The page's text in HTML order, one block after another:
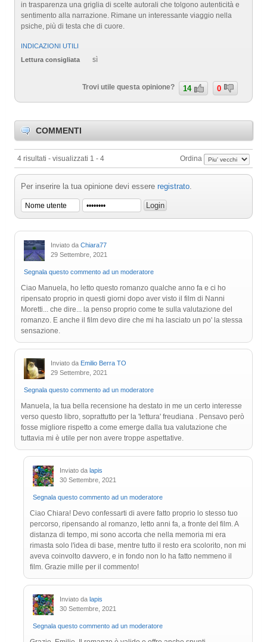
in trasparenza una griglia di scelte autorali che tolgono autenticità e
sentimento alla narrazione. Rimane un interessante viaggio nella
psiche, più di testa che di cuore.
INDICAZIONI UTILI
Lettura consigliata
sì
Trovi utile questa opinione? 14 0
COMMENTI
4 risultati - visualizzati 1 - 4 Ordina
Per inserire la tua opinione devi essere registrato.
Inviato da Chiara77
29 Settembre, 2021
Segnala questo commento ad un moderatore
Ciao Manuela, ho letto questo romanzo qualche anno fa e ci ho
ripensato proprio in questi giorni dopo aver visto il film di Nanni
Moretti... che dire... la penso proprio come te sulla valutazione del
romanzo. E anche il film devo dire che mi ha lasciato un po' la stessa
sensazione.
Inviato da Emilio Berra TO
29 Settembre, 2021
Segnala questo commento ad un moderatore
Manuela, la tua bella recensione ha destato in me un certo interesse
verso questo libro, soprattutto per la 'lettura' freudiana . Pensavo però
fosse migliore rispetto a come emerge dalla tua valutazione che
tuttavia mi è utile per non avere troppe aspettative.
Inviato da lapis
30 Settembre, 2021
Segnala questo commento ad un moderatore
Ciao Chiara! Devo confessarti di avere fatto proprio lo stesso tuo
percorso, ripensando al romanzo, letto anni fa, a fronte del film. A
distanza di tempo, mi sono accorta che nella memoria mi era
rimasta solo l'idea di base, mentre tutto il resto era scolorito, non mi
aveva coinvolto davvero, e in fondo non lo ha fatto nemmeno il
film. Grazie mille per il commento!
Inviato da lapis
30 Settembre, 2021
Segnala questo commento ad un moderatore